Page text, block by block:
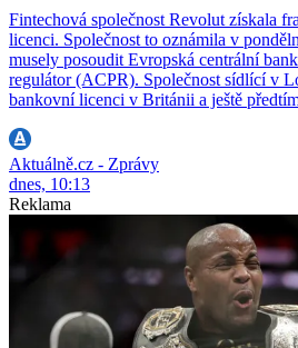
Fintechová společnost Revolut získala
licenci. Společnost to oznámila v
musely posoudit Evropská centrální
regulátor (ACPR). Společnost sídlící v
bankovní licenci v Británii a ještě
Aktuálně.cz - Zprávy
dnes, 10:13
Reklama